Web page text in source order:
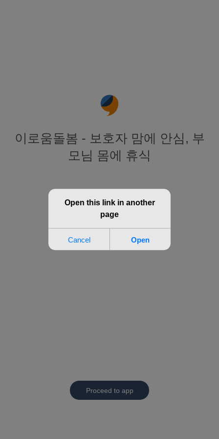
이로움돌봄 - 보호자 맘에 안심, 부
모님 몸에 휴식
Proceed to app